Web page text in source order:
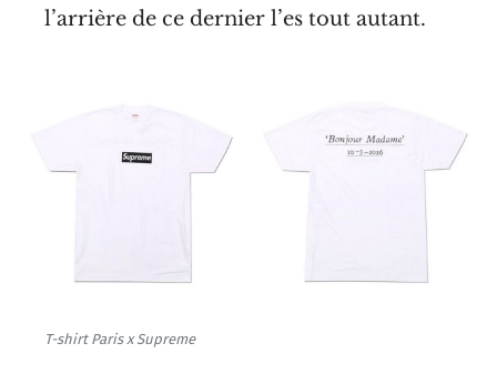
l’arrière de ce dernier l’es tout autant.
T-shirt Paris x Supreme